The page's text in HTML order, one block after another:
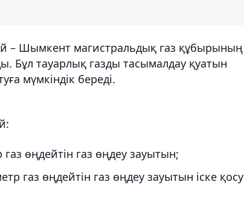
– Шымкент магистральдық газ құбырының
Бұл тауарлық газды тасымалдау қуатын
мүмкіндік береді.
өңдейтін газ өңдеу зауытын;
газ өңдейтін газ өңдеу зауытын іске қосу